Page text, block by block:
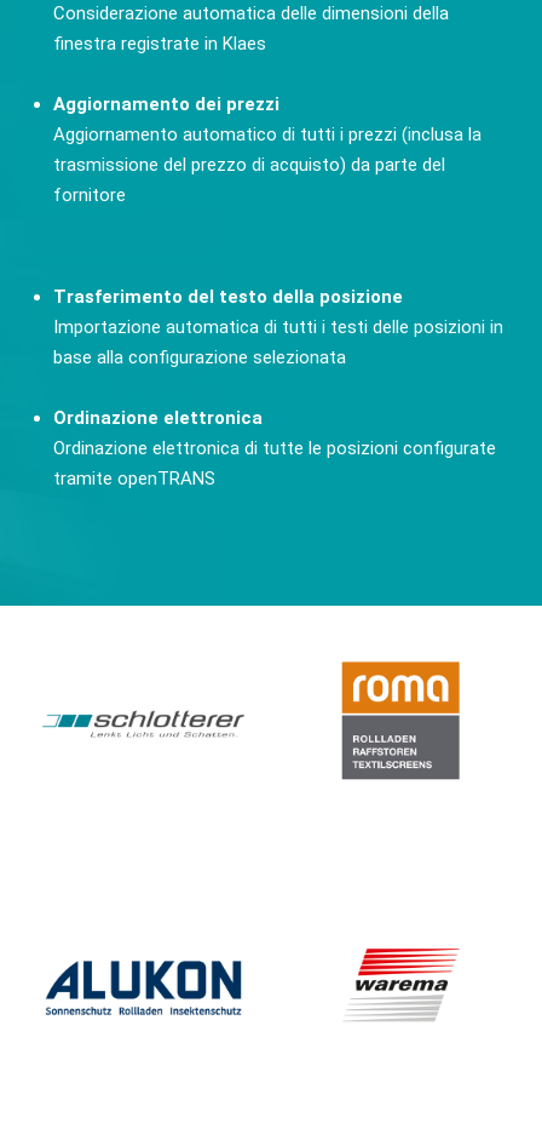
Considerazione automatica delle dimensioni della
finestra registrate in Klaes
Aggiornamento dei prezzi
Aggiornamento automatico di tutti i prezzi (inclusa la
trasmissione del prezzo di acquisto) da parte del
fornitore
Trasferimento del testo della posizione
Importazione automatica di tutti i testi delle posizioni in
base alla configurazione selezionata
Ordinazione elettronica
Ordinazione elettronica di tutte le posizioni configurate
tramite openTRANS